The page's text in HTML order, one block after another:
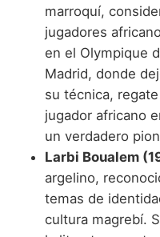
marroquí,
jugadores
en el Olympique
Madrid, donde
su técnica,
jugador africano
un verdadero
Larbi Boualem
argelino,
temas de
cultura magrebí.